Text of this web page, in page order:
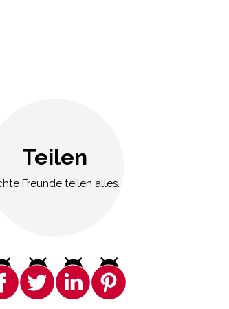
Teilen
Freunde teilen alles.